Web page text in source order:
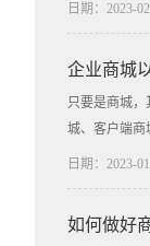
日期：2023-
企业商城
只要是商城，
城、客户端商
日期：2023-
如何做好